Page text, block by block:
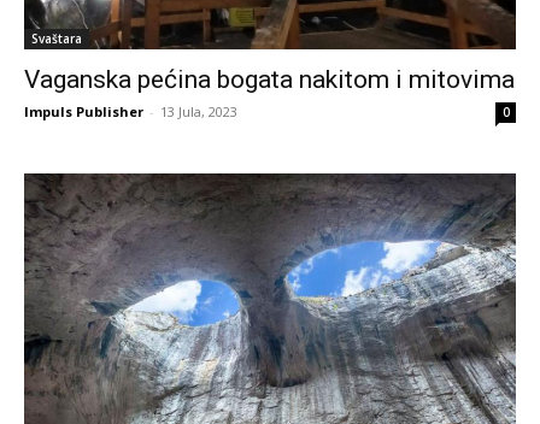
Svaštara
Vaganska pećina bogata nakitom i mitovima
Impuls Publisher - 13 Jula, 2023 0